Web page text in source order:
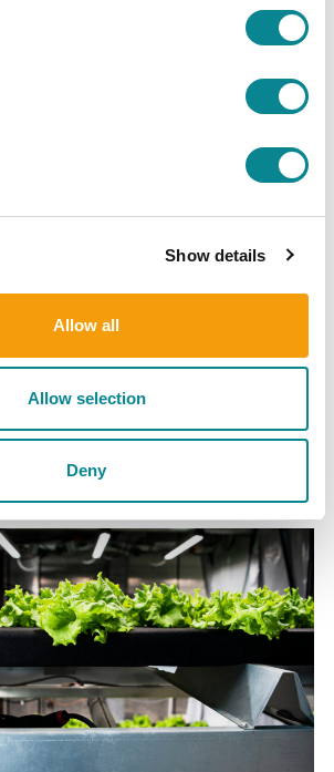
Show details
Allow all
Allow selection
Deny
levinnäisyydestä Itämeressä
levinnäisyydestä